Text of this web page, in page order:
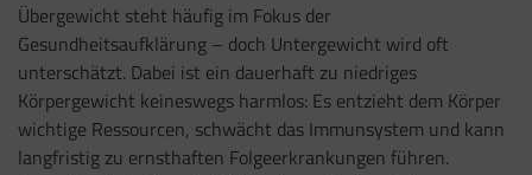
Übergewicht steht häufig im Fokus der
Gesundheitsaufklärung – doch Untergewicht wird oft
unterschätzt. Dabei ist ein dauerhaft zu niedriges
Körpergewicht keineswegs harmlos: Es entzieht dem Körper
wichtige Ressourcen, schwächt das Immunsystem und kann
langfristig zu ernsthaften Folgeerkrankungen führen.